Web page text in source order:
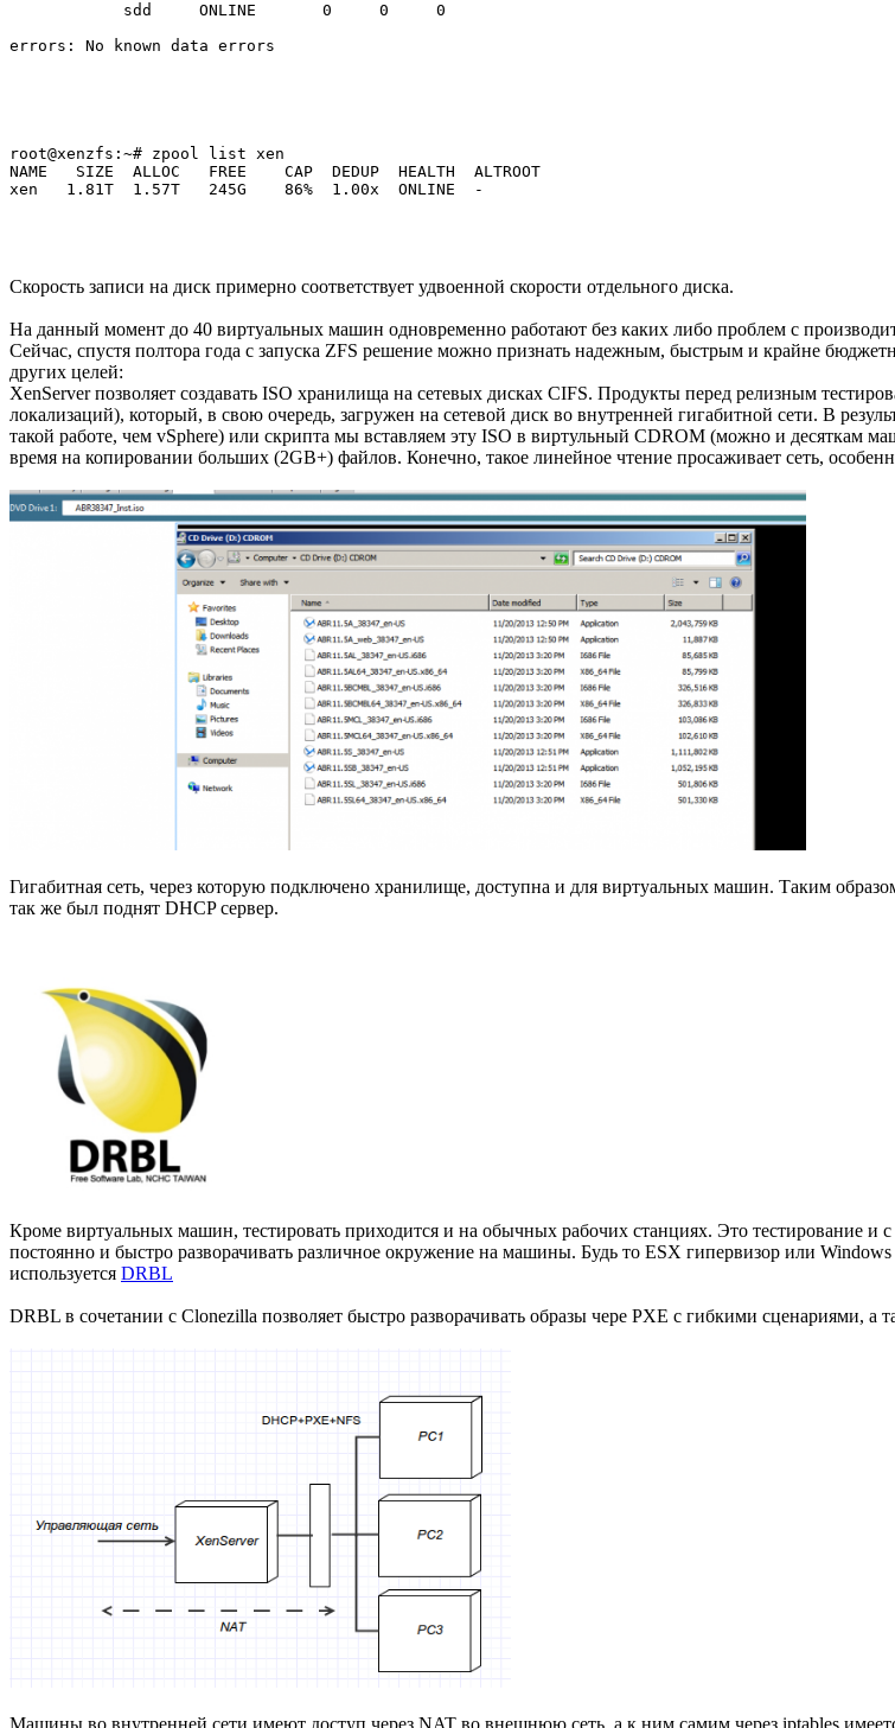
root@xenzfs:~# zpool list xen
NAME   SIZE  ALLOC   FREE    CAP  DEDUP  HEALTH  ALTROOT
Скорость записи на диск примерно соответствует удвоенной скорости отдельного диска.
На данный момент до 40 виртуальных машин одновременно работают без каких либо проблем с
Сейчас, спустя полтора года с запуска ZFS решение можно признать надежным, быстрым и крайне
других целей:
XenServer позволяет создавать ISO хранилища на сетевых дисках CIFS. Продукты перед релизным
локализаций), который, в свою очередь, загружен на сетевой диск во внутренней гигабитной сети. В
такой работе, чем vSphere) или скрипта мы вставляем эту ISO в виртульный CDROM (можно и десяткам
время на копировании больших (2GB+) файлов. Конечно, такое линейное чтение просаживает сеть,
Гигабитная сеть, через которую подключено хранилище, доступна и для виртуальных машин. Таким
так же был поднят DHCP сервер.
Кроме виртуальных машин, тестировать приходится и на обычных рабочих станциях. Это тестирование
постоянно и быстро разворачивать различное окружение на машины. Будь то ESX гипервизор или
используется DRBL
DRBL в сочетании с Clonezilla позволяет быстро разворачивать образы чере PXE с гибкими сценариями,
Машины во внутренней сети имеют доступ через NAT во внешнюю сеть, а к ним самим через iptables